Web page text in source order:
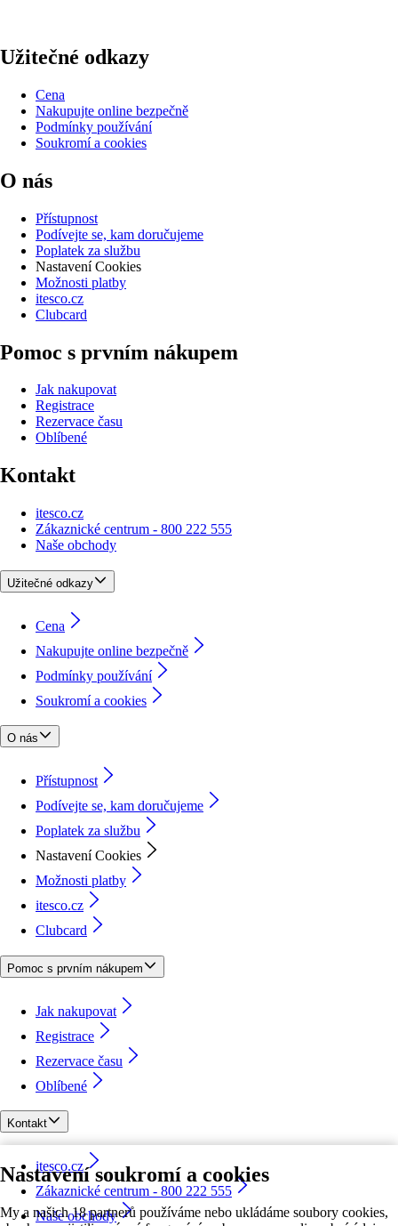
Nastavení soukromí a cookies
My a našich 18 partnerů používáme nebo ukládáme soubory cookies,
Užitečné odkazy
Cena
Nakupujte online bezpečně
Podmínky používání
Soukromí a cookies
O nás
Přístupnost
Podívejte se, kam doručujeme
Poplatek za službu
Nastavení Cookies
Možnosti platby
itesco.cz
Clubcard
Pomoc s prvním nákupem
Jak nakupovat
Registrace
Rezervace času
Oblíbené
Kontakt
itesco.cz
Zákaznické centrum - 800 222 555
Naše obchody
Užitečné odkazy
Cena
Nakupujte online bezpečně
Podmínky používání
Soukromí a cookies
O nás
Přístupnost
Podívejte se, kam doručujeme
Poplatek za službu
Nastavení Cookies
Možnosti platby
itesco.cz
Clubcard
Pomoc s prvním nákupem
Jak nakupovat
Registrace
Rezervace času
Oblíbené
Kontakt
itesco.cz
Zákaznické centrum - 800 222 555
Naše obchody